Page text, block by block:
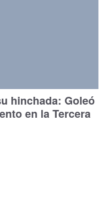
hinchada: Goleó
en la Tercera